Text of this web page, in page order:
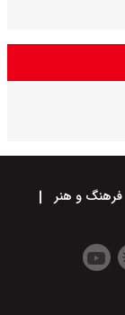
فرهنگ و هنر